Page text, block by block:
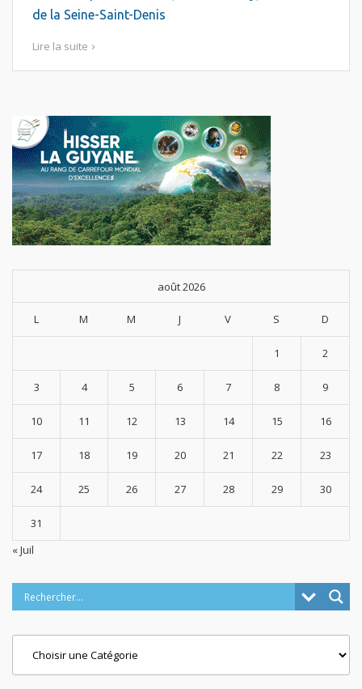
de la Seine-Saint-Denis
Lire la suite
août 2026
L M M J V S D
1 2
3 4 5 6 7 8 9
10 11 12 13 14 15 16
17 18 19 20 21 22 23
24 25 26 27 28 29 30
31
« Juil